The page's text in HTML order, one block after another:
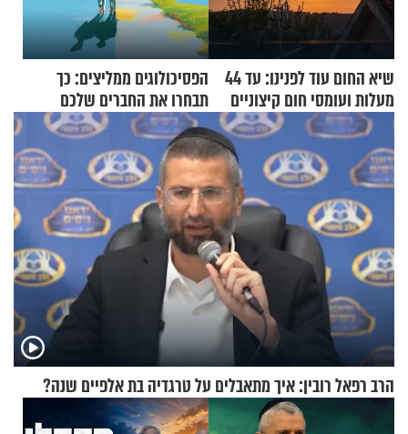
שיא החום עוד לפנינו: עד 44
מעלות ועומסי חום קיצוניים
הפסיכולוגים ממליצים: כך
תבחרו את החברים שלכם
בחיים
הרב רפאל רובין: איך מתאבלים על טרגדיה בת אלפיים שנה?